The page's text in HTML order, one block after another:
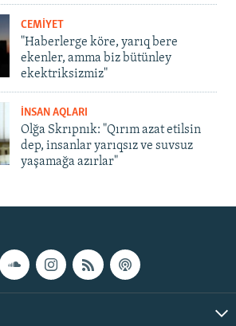
CEMİYET
"Haberlerge köre, yarıq bere
ekenler, amma biz bütünley
ekektriksizmiz"
İNSAN AQLARI
Olğa Skrıpnık: "Qırım azat etilsin
dep, insanlar yarıqsız ve suvsuz
yaşamağa azırlar"